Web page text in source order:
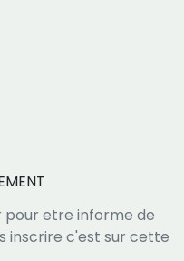
pour etre informe de
inscrire c'est sur cette